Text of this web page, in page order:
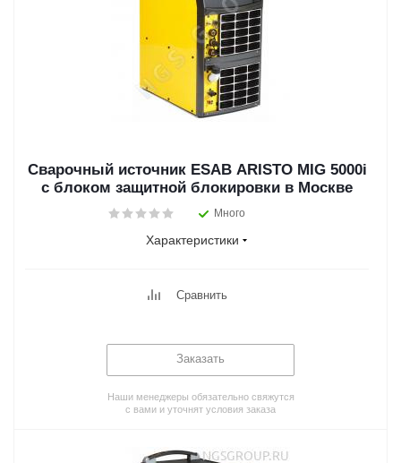
Сварочный источник ESAB ARISTO MIG 5000i
с блоком защитной блокировки в Москве
Много
Характеристики
Сравнить
Заказать
Наши менеджеры обязательно свяжутся
с вами и уточнят условия заказа